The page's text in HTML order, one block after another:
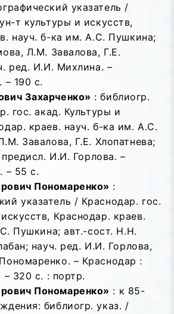
указатель /
т культуры и искусств,
науч. б-ка им. А.С. Пушкина;
Л.М. Завалова, Г.Е.
ред. И.И. Михлина. –
– 190 с.
Захарченко» : библиогр.
гос. акад. Культуры и
краев. науч. б-ка им. А.С.
Завалова, Г.Е. Хлопатнева;
И.И. Горлова. –
– 55 с.
Пономаренко» :
указатель / Краснодар. гос.
Краснодар. краев.
Пушкина; авт.-сост. Н.Н.
науч. ред. И.И. Горлова,
– Краснодар :
– 320 с. : портр.
Пономаренко» : к 85-
библиогр. указ. /